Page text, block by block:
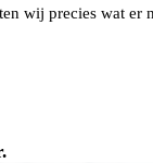
wij precies wat